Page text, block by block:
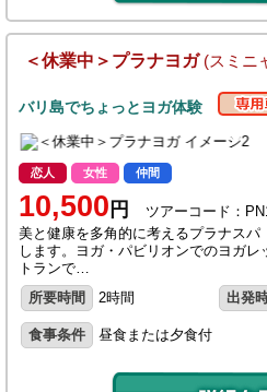
＜休業中＞プラナヨガ (スミニ
バリ島でちょっとヨガ体験
恋人 女性 仲間
10,500 円
ツアーコード：
美と健康を多角的に考えるプラナス
します。ヨガ・パビリオンでのヨガ
トランで…
所要時間
2時間 出発
食事条件 昼食または夕食付